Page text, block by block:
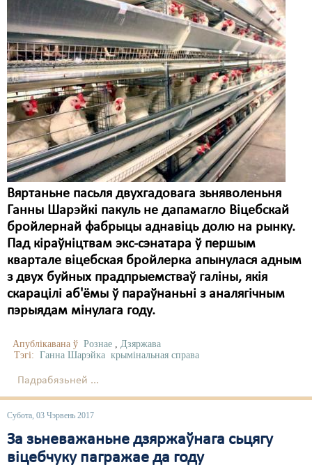
Вяртаньне пасьля двухгадовага зьняволеньня
Ганны Шарэйкі пакуль не дапамагло Віцебскай
бройлернай фабрыцы аднавіць долю на рынку.
Пад кіраўніцтвам экс-сэнатара ў першым
квартале віцебская бройлерка апынулася адным
з двух буйных прадпрыемстваў галіны, якія
скарацілі аб'ёмы ў параўнаньні з аналягічным
пэрыядам мінулага году.
Апублікавана ў Рознае , Дзяржава
Тэгі: Ганна Шарэйка крымінальная справа
Падрабязьней ...
Субота, 03 Чэрвень 2017
За зьневажаньне дзяржаўнага сьцягу
віцебчуку пагражае да году